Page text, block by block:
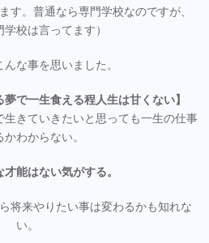
す。普通なら専門学校なのですが、
学校は言ってます）
な事を思いました。
夢で一生食える程人生は甘くない】
きていきたいと思っても一生の仕事
かわからない。
才能はない気がする。
将来やりたい事は変わるかも知れな
い。